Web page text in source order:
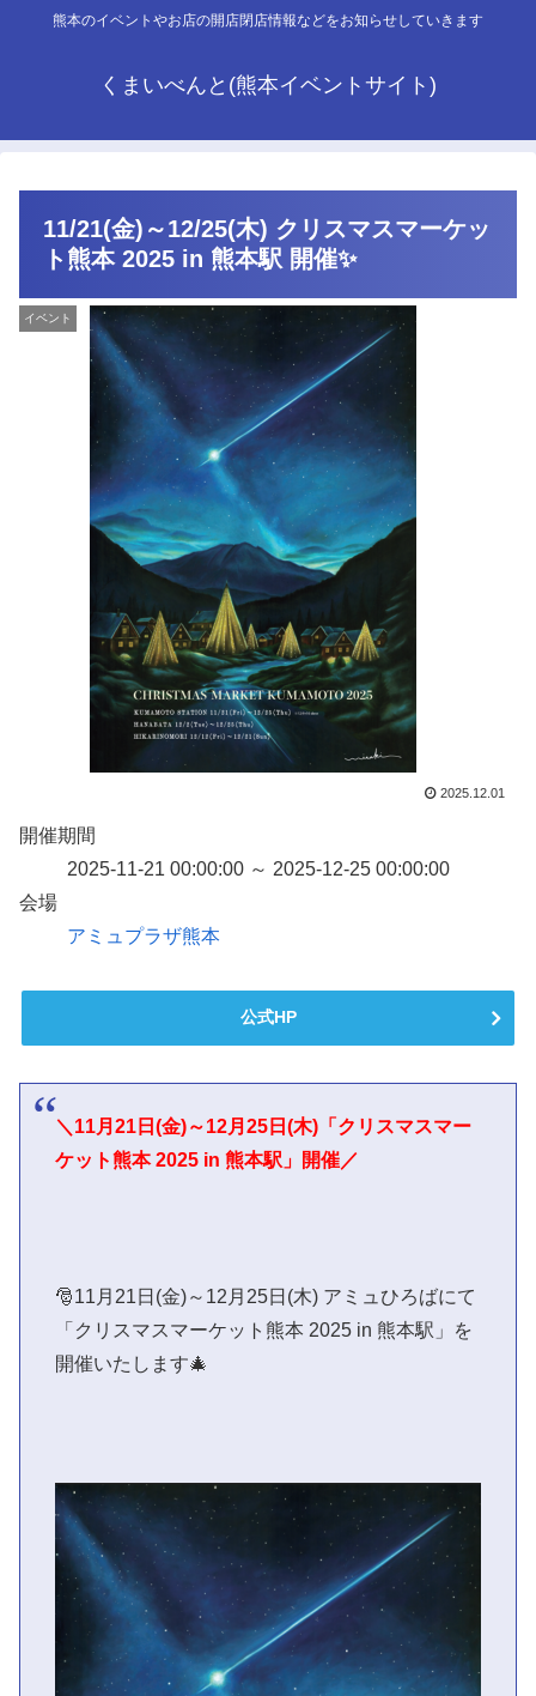
熊本のイベントやお店の開店閉店情報などをお知らせしていきます
くまいべんと(熊本イベントサイト)
11/21(金)～12/25(木) クリスマスマーケッ
ト熊本 2025 in 熊本駅 開催✨
イベント
2025.12.01
開催期間
2025-11-21 00:00:00 ～ 2025-12-25 00:00:00
会場
アミュプラザ熊本
公式HP
＼11月21日(金)～12月25日(木)「クリスマスマー
ケット熊本 2025 in 熊本駅」開催／
🎅11月21日(金)～12月25日(木) アミュひろばにて
「クリスマスマーケット熊本 2025 in 熊本駅」を
開催いたします🎄